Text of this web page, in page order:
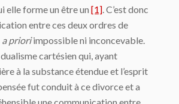
elle forme un être un [1]. C’est donc
entre ces deux ordres de
a prioriimpossible ni inconcevable.
dualisme cartésien qui, ayant
à la substance étendue et l’esprit
fut conduit à ce divorce et a